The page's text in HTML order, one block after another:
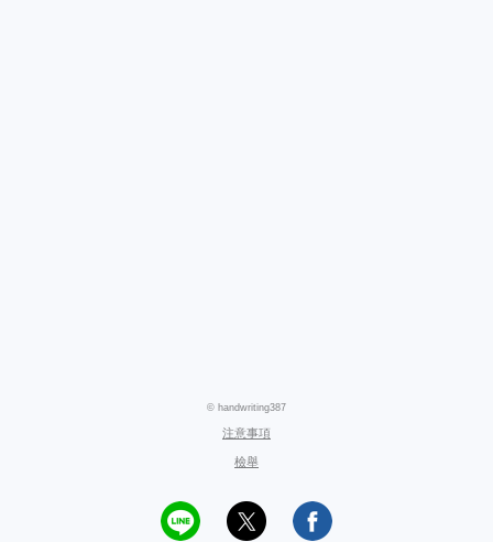
© handwriting387
注意事項
檢舉